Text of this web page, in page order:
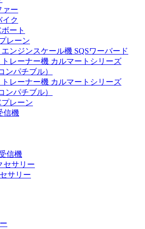
ァー
イク
ボート
レーン
エンジンスケール機 SQSワーバード
トレーナー機 カルマートシリーズ
ンパチブル）
トレーナー機 カルマートシリーズ
ンパチブル）
プレーン
信機
信機
セサリー
サリー